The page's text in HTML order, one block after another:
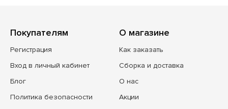
Покупателям
Регистрация
Вход в личный кабинет
Блог
Политика безопасности
О магазине
Как заказать
Сборка и доставка
О нас
Акции